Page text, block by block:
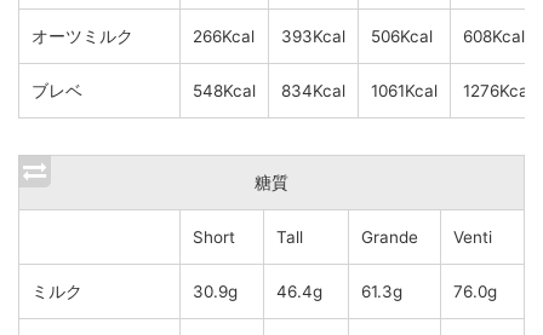
オーツミルク 266Kcal 393Kcal 506Kcal 608Kcal
ブレベ 548Kcal 834Kcal 1061Kcal 1276Kcal
糖質
Short Tall Grande Venti
ミルク 30.9g 46.4g 61.3g 76.0g